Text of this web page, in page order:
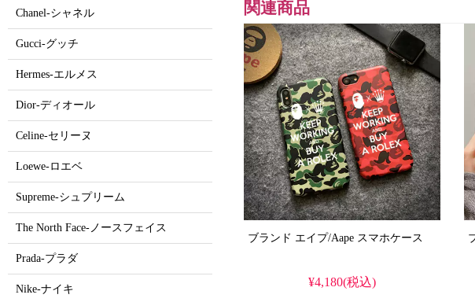
Chanel-シャネル
Gucci-グッチ
Hermes-エルメス
Dior-ディオール
Celine-セリーヌ
Loewe-ロエベ
Supreme-シュプリーム
The North Face-ノースフェイス
Prada-プラダ
Nike-ナイキ
関連商品
ブランド エイプ/Aape スマホケース
¥4,180(税込)